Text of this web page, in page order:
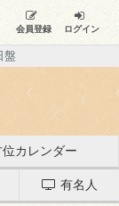
会員登録 ログイン
盤
カレンダー
有名人